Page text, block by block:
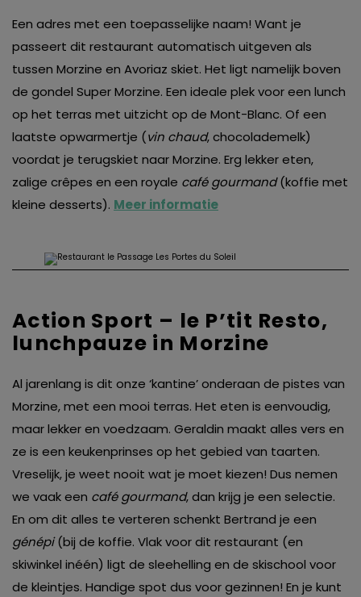
Een adres met een toepasselijke naam! Want je
passeert dit restaurant automatisch uitgeven als
tussen Morzine en Avoriaz skiet. Het ligt namelijk boven
de gondel Super Morzine. Een ideale plek voor een lunch
op het terras met uitzicht op de Mont-Blanc. Of een
laatste opwarmertje (vin chaud, chocolademelk)
voordat je terugskiet naar Morzine. Erg lekker eten,
zalige crêpes en een royale café gourmand(koffie met
kleine desserts). Meer informatie
Action Sport – le P’tit Resto,
lunchpauze in Morzine
Al jarenlang is dit onze ‘kantine’ onderaan de pistes van
Morzine, met een mooi terras. Het eten is eenvoudig,
maar lekker en voedzaam. Geraldin maakt alles vers en
ze is een keukenprinses op het gebied van taarten.
Vreselijk, je weet nooit wat je moet kiezen! Dus nemen
we vaak een café gourmand, dan krijg je een selectie.
En om dit alles te verteren schenkt Bertrand je een
génépi(bij de koffie. Vlak voor dit restaurant (en
skiwinkel inéén) ligt de sleehelling en de skischool voor
de kleintjes. Handige spot dus voor gezinnen! En je kunt